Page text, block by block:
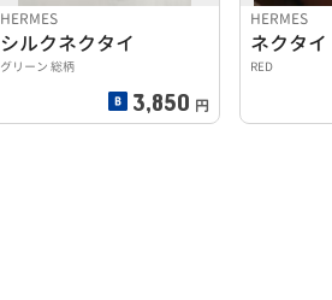
HERMES
シルクネクタイ
グリーン 総柄
3,850 円
HERMES
ネクタイ
RED